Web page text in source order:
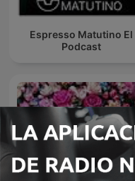
Espresso Matutino El
Podcast